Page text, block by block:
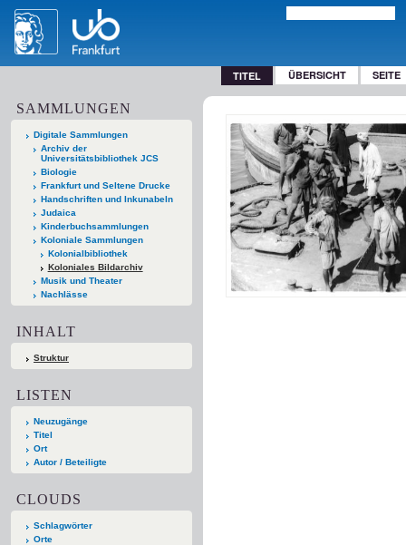
TITEL ÜBERSICHT SEITE
SAMMLUNGEN
Digitale Sammlungen
Archiv der
Universitätsbibliothek JCS
Biologie
Frankfurt und Seltene Drucke
Handschriften und Inkunabeln
Judaica
Kinderbuchsammlungen
Koloniale Sammlungen
Kolonialbibliothek
Koloniales Bildarchiv
Musik und Theater
Nachlässe
INHALT
Struktur
LISTEN
Neuzugänge
Titel
Ort
Autor / Beteiligte
CLOUDS
Schlagwörter
Orte